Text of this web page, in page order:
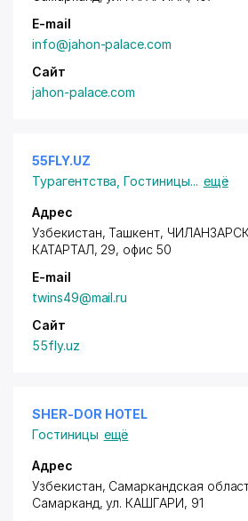
E-mail
info@jahon-palace.com
Сайт
jahon-palace.com
55FLY.UZ
Турагентства ,Гостиницы... ещё
Адрес
Узбекистан,Ташкент,
КАТАРТАЛ, 29, офис 50
E-mail
twins49@mail.ru
Сайт
55fly.uz
SHER-DOR HOTEL
Гостиницы ещё
Адрес
Узбекистан, Самаркандская
Самарканд,ул. КАШГАРИ, 91